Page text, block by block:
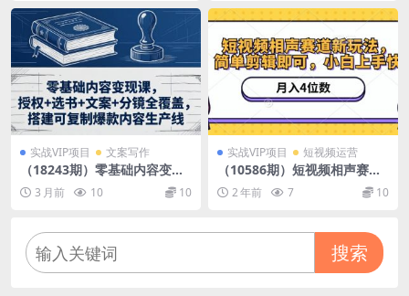
实战VIP项目 文案写作
（18243期）零基础内容变现
课，授权+选书+文案+分镜全
覆盖，搭建可复制爆款内容生
3 月前 10 10
实战VIP项目 短视频运营
（10586期）短视频相声赛道
新玩法，简单剪辑即可，月入
四位数（附软件+素材）
2 年前 7 10
搜索